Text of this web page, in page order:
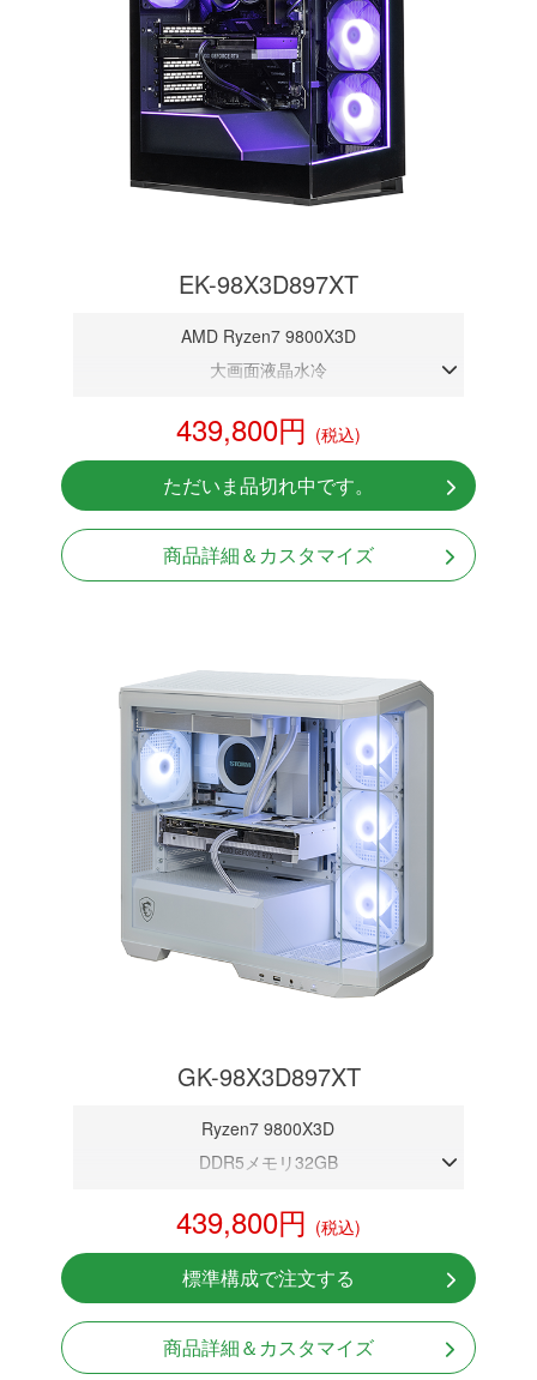
EK-98X3D897XT
AMD Ryzen7 9800X3D
大画面液晶水冷
RX9070XT 16G
NVMeSSD 1TB
無線LAN Bluetooth対応
Windows11 Home 64bit
439,800円 (税込)
ただいま品切れ中です。
商品詳細＆カスタマイズ
GK-98X3D897XT
Ryzen7 9800X3D
DDR5メモリ32GB
NVMeSSD 1TB
無線LAN Bluetooth対応
Windows11 Home 64bit
439,800円 (税込)
標準構成で注文する
商品詳細＆カスタマイズ